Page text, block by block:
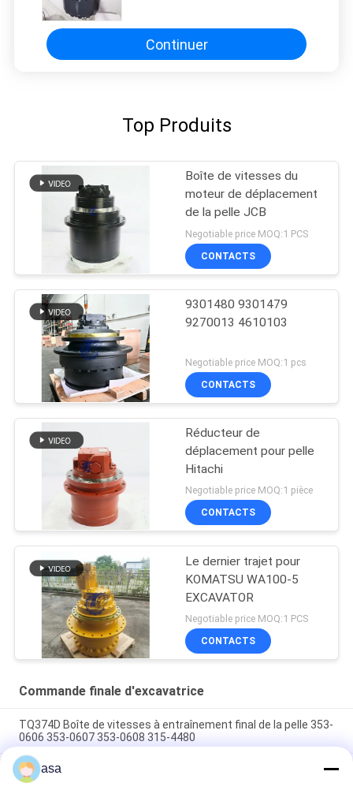
Continuer
Top Produits
Boîte de vitesses du
moteur de déplacement
de la pelle JCB
Negotiable price MOQ:1 PCS
CONTACTS
9301480 9301479
9270013 4610103
Negotiable price MOQ:1 pcs
CONTACTS
Réducteur de
déplacement pour pelle
Hitachi
Negotiable price MOQ:1 pièce
CONTACTS
Le dernier trajet pour
KOMATSU WA100-5
EXCAVATOR
Negotiable price MOQ:1 PCS
CONTACTS
Commande finale d'excavatrice
TQ374D Boîte de vitesses à entraînement final de la pelle 353-
0606 353-0607 353-0608 315-4480
353-0528 333-3036 Excavateur à entraînement final moteur
hydraulique adapté TQ345D TQ349D
asa